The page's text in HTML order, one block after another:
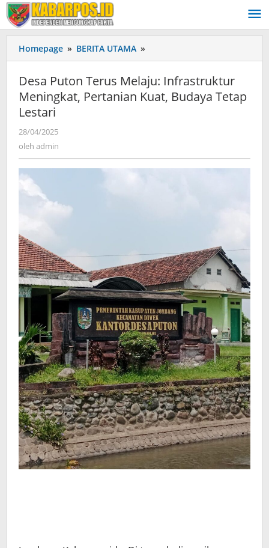
Lewati
ke
konten
Homepage » BERITA UTAMA »
Puton
Terus
Melaju:
Infrastruktur
Tetap
Desa Puton Terus Melaju: Infrastruktur
Meningkat, Pertanian Kuat, Budaya Tetap
Lestari
28/04/2025
oleh admin